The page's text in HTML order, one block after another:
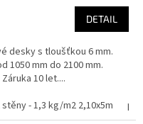
DETAIL
desky s tloušťkou 6 mm.
1050 mm do 2100 mm.
10 let....
- 1,3 kg/m2 2,10x5m